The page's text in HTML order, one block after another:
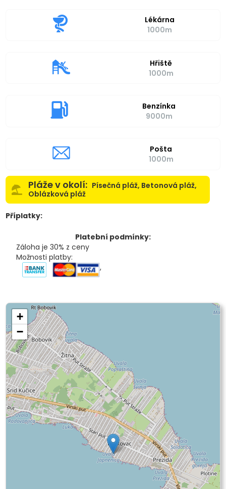
Lékárna
1000m
Hřiště
1000m
Benzínka
9000m
Pošta
1000m
Pláže v okolí: Písečná pláž, Betonová pláž,
Oblázková pláž
Příplatky:
Platební podmínky:
Záloha je 30% z ceny
Možnosti platby:
,
+
−